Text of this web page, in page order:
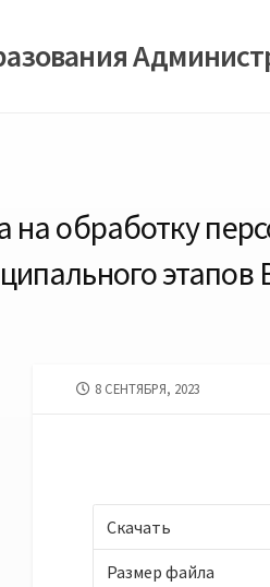
на обработку
ДАТА
8 СЕНТЯБРЯ, 2023
Скачать
Размер файла